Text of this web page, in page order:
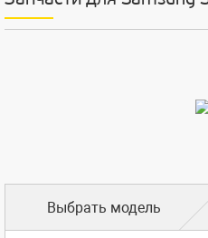
Выбрать модель